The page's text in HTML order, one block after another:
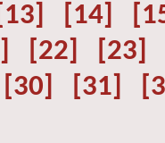
[13] [14]
[22]
[23]
[30] [31]